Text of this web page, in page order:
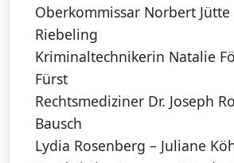
Oberkommissar Norbert Jütte
Riebeling
Kriminaltechnikerin Natalie
Fürst
Rechtsmediziner Dr. Joseph
Bausch
Lydia Rosenberg – Juliane